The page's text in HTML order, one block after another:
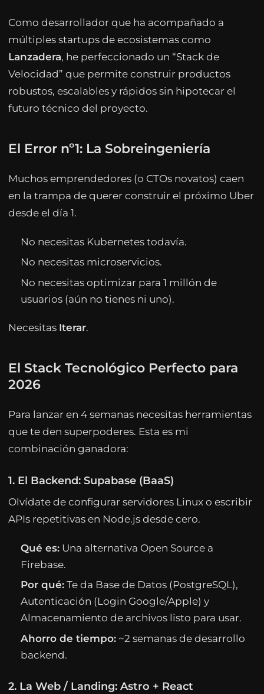
Como desarrollador que ha acompañado a
múltiples startups de ecosistemas como
Lanzadera, he perfeccionado un “Stack de
Velocidad” que permite construir productos
robustos, escalables y rápidos sin hipotecar el
futuro técnico del proyecto.
El Error nº1: La Sobreingeniería
Muchos emprendedores (o CTOs novatos) caen
en la trampa de querer construir el próximo Uber
desde el día 1.
No necesitas Kubernetes todavía.
No necesitas microservicios.
No necesitas optimizar para 1 millón de
usuarios (aún no tienes ni uno).
Necesitas Iterar.
El Stack Tecnológico Perfecto para
2026
Para lanzar en 4 semanas necesitas herramientas
que te den superpoderes. Esta es mi
combinación ganadora:
1. El Backend: Supabase (BaaS)
Olvídate de configurar servidores Linux o escribir
APIs repetitivas en Node.js desde cero.
Qué es: Una alternativa Open Source a
Firebase.
Por qué: Te da Base de Datos (PostgreSQL),
Autenticación (Login Google/Apple) y
Almacenamiento de archivos listo para usar.
Ahorro de tiempo: ~2 semanas de desarrollo
backend.
2. La Web / Landing: Astro + React